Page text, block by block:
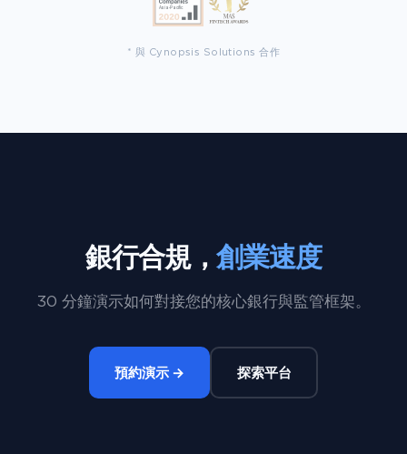
* 與 Cynopsis Solutions 合作
銀行合規，創業速度
30 分鐘演示如何對接您的核心銀行與監管框架。
預約演示 → 探索平台